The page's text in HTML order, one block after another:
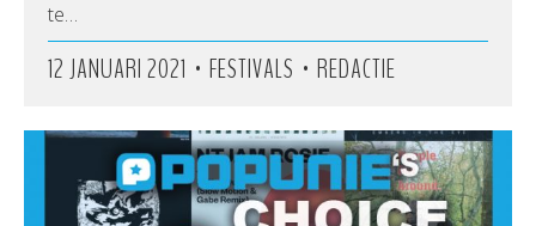
te…
12 JANUARI 2021 • FESTIVALS • REDACTIE